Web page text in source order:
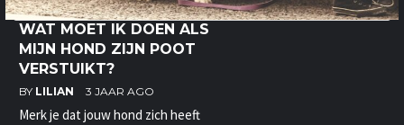
WAT MOET IK DOEN ALS
MIJN HOND ZIJN POOT
VERSTUIKT?
BY LILIAN 3 JAAR AGO
Merk je dat jouw hond zich heeft